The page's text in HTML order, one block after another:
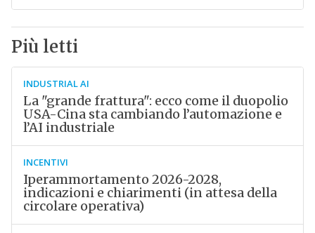
Più letti
INDUSTRIAL AI
La "grande frattura": ecco come il duopolio
USA-Cina sta cambiando l’automazione e
l’AI industriale
INCENTIVI
Iperammortamento 2026-2028,
indicazioni e chiarimenti (in attesa della
circolare operativa)